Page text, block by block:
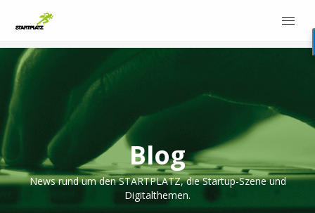
Blog
News rund um den STARTPLATZ, die Startup-Szene und
Digitalthemen.